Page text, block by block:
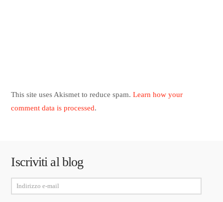
This site uses Akismet to reduce spam.Learn how your
comment data is processed.
Iscriviti al blog
Indirizzo
e-